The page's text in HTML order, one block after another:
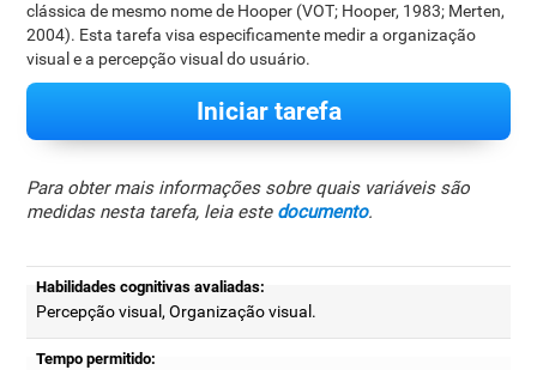
clássica de mesmo nome de Hooper (VOT; Hooper, 1983; Merten,
2004). Esta tarefa visa especificamente medir a organização
visual e a percepção visual do usuário.
Iniciar tarefa
Para obter mais informações sobre quais variáveis são
medidas nesta tarefa, leia este documento.
Habilidades cognitivas avaliadas:
Percepção visual, Organização visual.
Tempo permitido: